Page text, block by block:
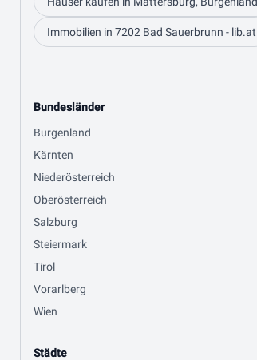
Immobilien in 7202 Bad Sauerbrunn - lib.at
Bundesländer
Burgenland
Kärnten
Niederösterreich
Oberösterreich
Salzburg
Steiermark
Tirol
Vorarlberg
Wien
Städte